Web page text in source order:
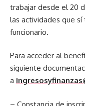
trabajar desde el 20
las actividades que sí
funcionario.
Para acceder al
siguiente
a
– Constancia de